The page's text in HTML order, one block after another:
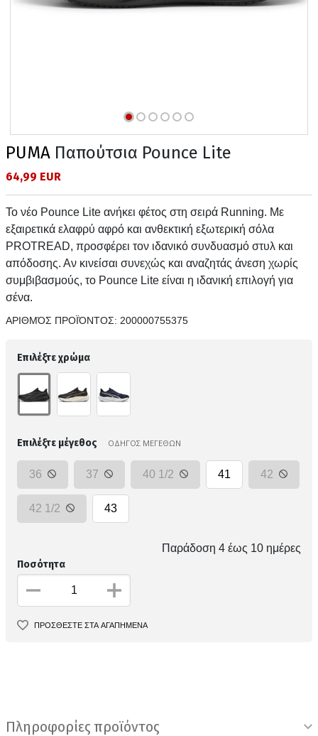
PUMA Παπούτσια Pounce Lite
64,99 EUR
Το νέο Pounce Lite ανήκει φέτος στη σειρά Running. Με
εξαιρετικά ελαφρύ αφρό και ανθεκτική εξωτερική σόλα
PROTREAD, προσφέρει τον ιδανικό συνδυασμό στυλ και
απόδοσης. Αν κινείσαι συνεχώς και αναζητάς άνεση χωρίς
συμβιβασμούς, το Pounce Lite είναι η ιδανική επιλογή για
σένα.
ΑΡΙΘΜΌΣ ΠΡΟΪΌΝΤΟΣ: 200000755375
Επιλέξτε χρώμα
Επιλέξτε μέγεθος ΟΔΗΓΟΣ ΜΕΓΕΘΩΝ
36 37 40 1/2 41 42
42 1/2 43
Παράδοση 4 έως 10 ημέρες
Ποσότητα
ΠΡΟΣΘΕΣΤΕ ΣΤΑ ΑΓΑΠΗΜΕΝΑ
Πληροφορίες προϊόντος